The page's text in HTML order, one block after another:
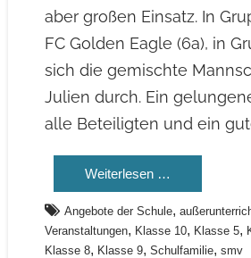
aber großen Einsatz. In
FC Golden Eagle (6a), in
sich die gemischte
Julien durch. Ein
alle Beteiligten und ein
Weiterlesen …
Angebote der Schule,
Veranstaltungen, Klasse 10, Klasse 5,
Klasse 8, Klasse 9, Schulfamilie, smv